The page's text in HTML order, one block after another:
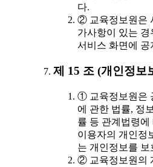
다.
② 교육정보원은
가사항이 있는 경
서비스 화면에 공
제 15 조 (개인정보
① 교육정보원은
에 관한 법률, 정
률 등 관계법령
이용자의 개인정
는 개인정보를
② 교육정보원의